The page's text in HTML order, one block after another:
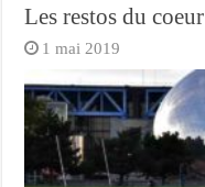
Les restos du coeur
1 mai 2019